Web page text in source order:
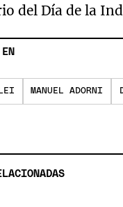
del Día de la
MANUEL ADORNI